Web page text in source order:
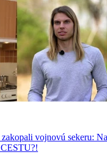
vojnovú sekeru: